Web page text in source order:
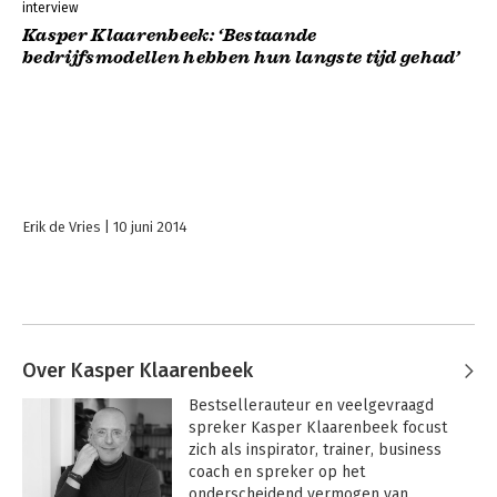
interview
Kasper Klaarenbeek: ‘Bestaande
bedrijfsmodellen hebben hun langste tijd gehad’
Erik de Vries 10 juni 2014
Over Kasper Klaarenbeek
Bestsellerauteur en veelgevraagd
spreker Kasper Klaarenbeek focust
zich als inspirator, trainer, business
coach en spreker op het